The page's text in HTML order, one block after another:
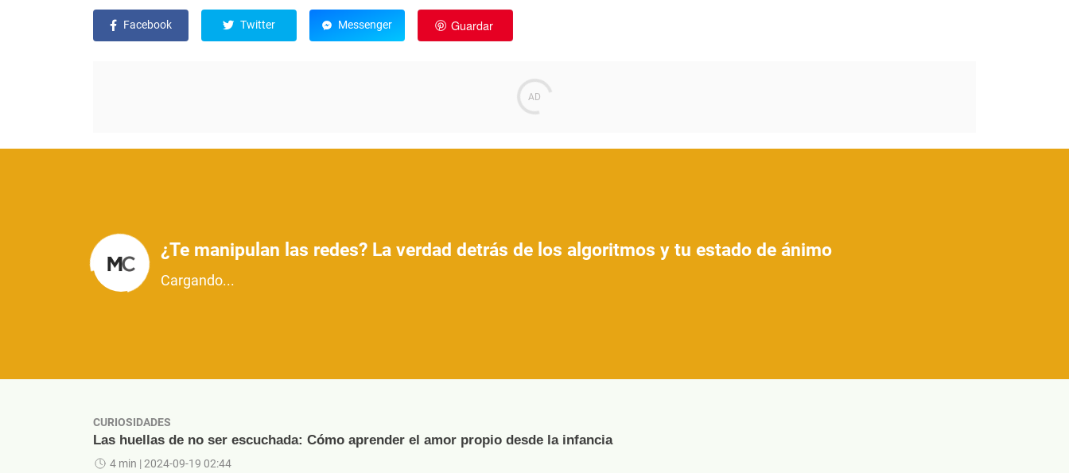
Facebook Twitter Messenger Guardar
¿Te manipulan las redes? La verdad detrás de los algoritmos y tu estado de ánimo
Cargando...
CURIOSIDADES
Las huellas de no ser escuchada: Cómo aprender el amor propio desde la infancia
4 min | 2024-09-19 02:44